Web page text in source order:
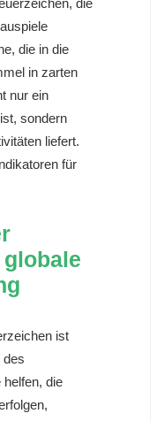
die
die in die
in zarten
nur ein
sondern
liefert.
für
ist
des
die